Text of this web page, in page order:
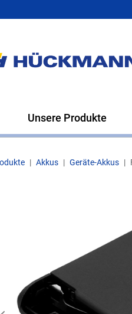
Unsere Produkte
Akkus Geräte-Akkus